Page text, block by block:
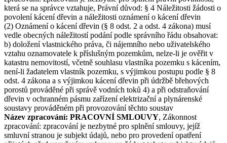
která se na správce vztahuje, Právní důvod: § 4 Náležitosti žádosti o
povolení kácení dřevin a náležitosti oznámení o kácení dřevin
(2) Oznámení o kácení dřevin (§ 8 odst. 2 a odst. 4 zákona) musí
vedle obecných náležitostí podání podle správního řádu obsahovat:
b) doložení vlastnického práva, či nájemního nebo uživatelského
vztahu oznamovatele k příslušným pozemkům, nelze-li je ověřit v
katastru nemovitostí, včetně souhlasu vlastníka pozemku s kácením,
není-li žadatelem vlastník pozemku, s výjimkou postupu podle § 8
odst. 4 zákona a s výjimkou kácení dřevin při údržbě břehových
porostů prováděné při správě vodních toků 4) a při odstraňování
dřevin v ochranném pásmu zařízení elektrizační a plynárenské
soustavy prováděném při provozování těchto soustav
Název zpracování: PRACOVNÍ SMLOUVY, Zákonnost
zpracování: zpracování je nezbytné pro splnění smlouvy, jejíž
smluvní stranou je subjekt údajů, nebo pro provedení opatření